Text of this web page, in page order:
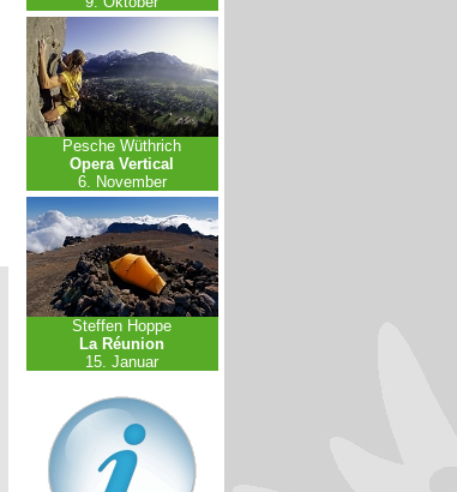
Pesche Wüthrich
Opera Vertical
6. November
Steffen Hoppe
La Réunion
15. Januar